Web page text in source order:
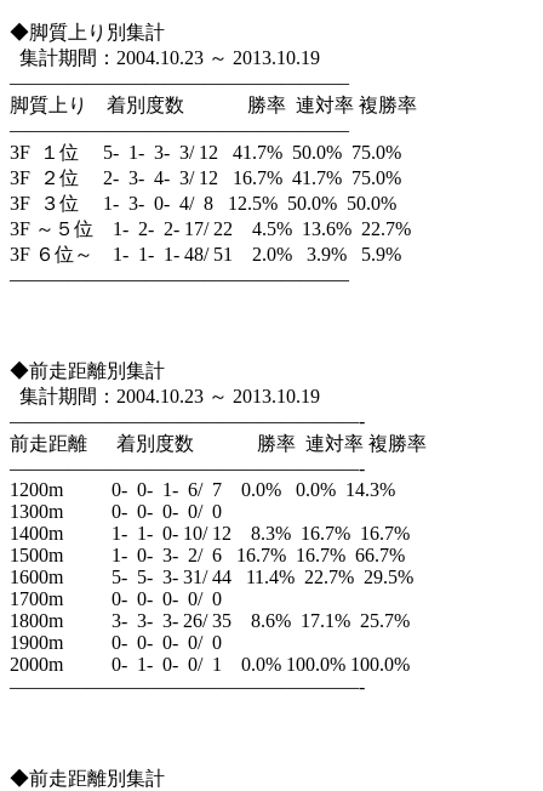
◆脚質上り別集計
集計期間：2004.10.23 ～ 2013.10.19
—————————————————–
脚質上り 着別度数 勝率 連対率 複勝率
—————————————————–
3F １位 5- 1- 3- 3/ 12 41.7% 50.0% 75.0%
3F ２位 2- 3- 4- 3/ 12 16.7% 41.7% 75.0%
3F ３位 1- 3- 0- 4/ 8 12.5% 50.0% 50.0%
3F ～５位 1- 2- 2- 17/ 22 4.5% 13.6% 22.7%
3F ６位～ 1- 1- 1- 48/ 51 2.0% 3.9% 5.9%
—————————————————–
◆前走距離別集計
集計期間：2004.10.23 ～ 2013.10.19
——————————————————-
前走距離 着別度数 勝率 連対率 複勝率
——————————————————-
1200m 0- 0- 1- 6/ 7 0.0% 0.0% 14.3%
1300m 0- 0- 0- 0/ 0
1400m 1- 1- 0- 10/ 12 8.3% 16.7% 16.7%
1500m 1- 0- 3- 2/ 6 16.7% 16.7% 66.7%
1600m 5- 5- 3- 31/ 44 11.4% 22.7% 29.5%
1700m 0- 0- 0- 0/ 0
1800m 3- 3- 3- 26/ 35 8.6% 17.1% 25.7%
1900m 0- 0- 0- 0/ 0
2000m 0- 1- 0- 0/ 1 0.0% 100.0% 100.0%
——————————————————-
◆前走距離別集計